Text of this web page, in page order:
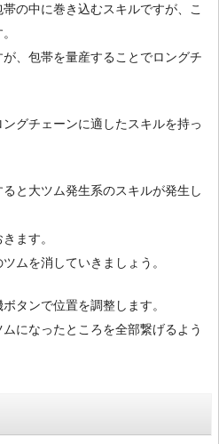
の中に巻き込むスキルですが、こ
、包帯を量産することでロングチ
グチェーンに適したスキルを持っ
と大ツム発生系のスキルが発生し
ます。
ムを消していきましょう。
タンで位置を調整します。
になったところを全部繋げるよう